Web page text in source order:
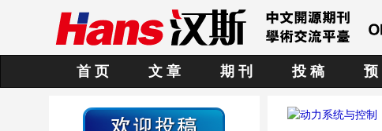
首 页 文 章 期 刊 投 稿 预